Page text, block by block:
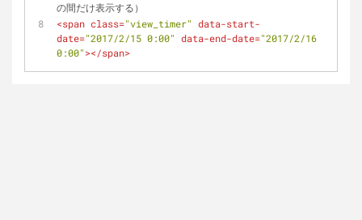
の間だけ表示する）
<span class="view_timer" data-start-
date="2017/2/15 0:00" data-end-date="2017/2/16
0:00"></span>